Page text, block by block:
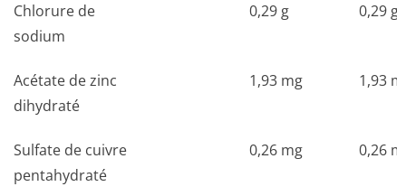
Chlorure de
sodium
0,29 g 0,29 g
Acétate de zinc
dihydraté
1,93 mg 1,93
Sulfate de cuivre
pentahydraté
0,26 mg 0,26